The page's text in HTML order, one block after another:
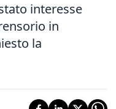
interesse
in
la